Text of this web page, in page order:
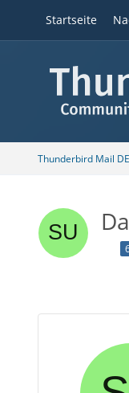
Startseite
Thunderbird Mail DE